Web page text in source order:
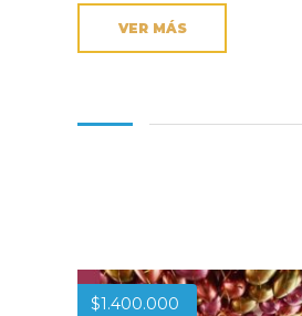
VER MÁS
$1.400.000